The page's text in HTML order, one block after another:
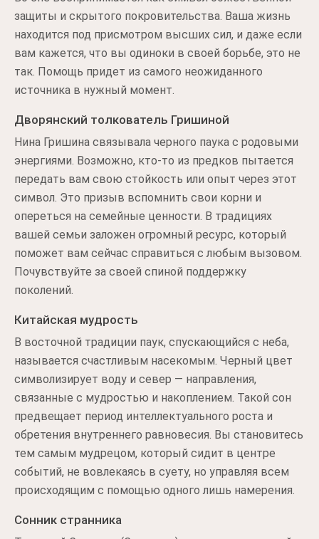
защиты и скрытого покровительства. Ваша жизнь
находится под присмотром высших сил, и даже если
вам кажется, что вы одиноки в своей борьбе, это не
так. Помощь придет из самого неожиданного
источника в нужный момент.
Дворянский толкователь Гришиной
Нина Гришина связывала черного паука с родовыми
энергиями. Возможно, кто-то из предков пытается
передать вам свою стойкость или опыт через этот
символ. Это призыв вспомнить свои корни и
опереться на семейные ценности. В традициях
вашей семьи заложен огромный ресурс, который
поможет вам сейчас справиться с любым вызовом.
Почувствуйте за своей спиной поддержку
поколений.
Китайская мудрость
В восточной традиции паук, спускающийся с неба,
называется счастливым насекомым. Черный цвет
символизирует воду и север — направления,
связанные с мудростью и накоплением. Такой сон
предвещает период интеллектуального роста и
обретения внутреннего равновесия. Вы становитесь
тем самым мудрецом, который сидит в центре
событий, не вовлекаясь в суету, но управляя всем
происходящим с помощью одного лишь намерения.
Сонник странника